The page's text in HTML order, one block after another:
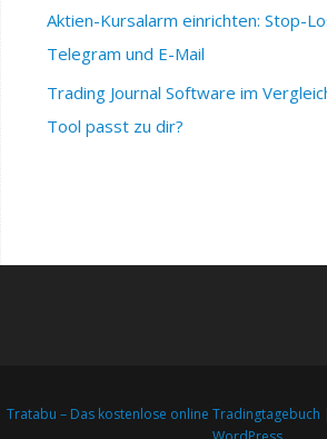
Aktien-Kursalarm einrichten: Stop-
Telegram und E-Mail
Trading Journal Software im
Tool passt zu dir?
Tratabu – Das kostenlose online Tradingtagebuch